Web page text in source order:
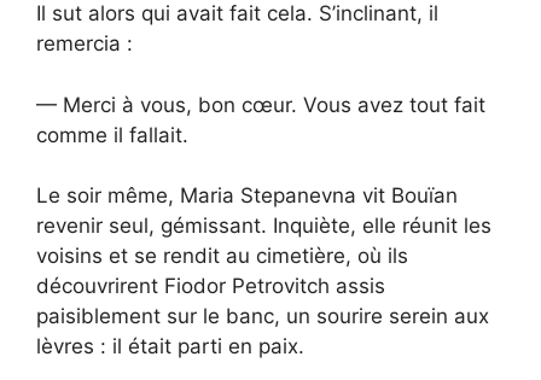
Il sut alors qui avait fait cela. S’inclinant, il
remercia :
— Merci à vous, bon cœur. Vous avez tout fait
comme il fallait.
Le soir même, Maria Stepanevna vit Bouïan
revenir seul, gémissant. Inquiète, elle réunit les
voisins et se rendit au cimetière, où ils
découvrirent Fiodor Petrovitch assis
paisiblement sur le banc, un sourire serein aux
lèvres : il était parti en paix.